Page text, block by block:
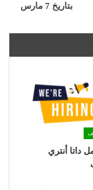
بتاريخ 7 مارس
داتا أنتري